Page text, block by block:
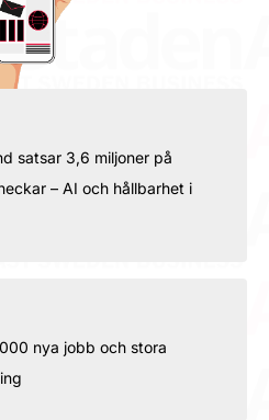
satsar 3,6 miljoner på
– AI och hållbarhet i
nya jobb och stora